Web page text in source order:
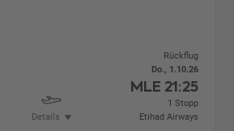
Details
Rückflug
Do., 1.10.26
MLE 21:25
1 Stopp
Etihad Airways